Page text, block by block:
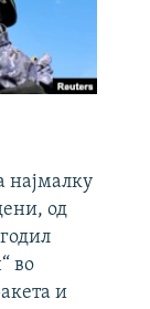
најмалку
од
во
и